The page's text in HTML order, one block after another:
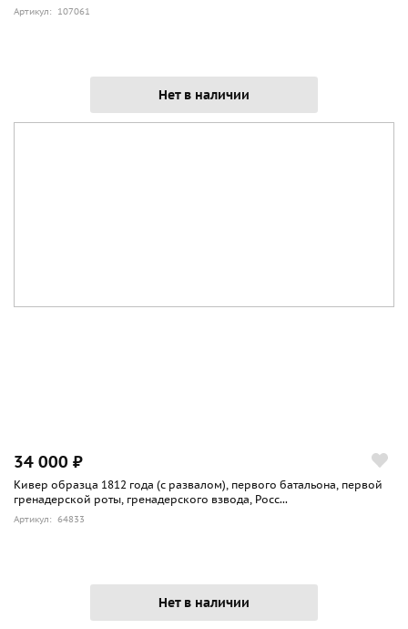
Артикул: 107061
Нет в наличии
34 000 ₽
Кивер образца 1812 года (с развалом), первого батальона, первой
гренадерской роты, гренадерского взвода, Росс...
Артикул: 64833
Нет в наличии